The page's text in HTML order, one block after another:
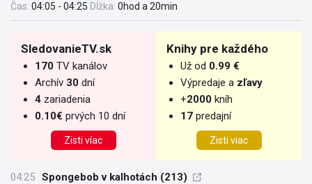
Čas: 04:05 - 04:25 Dĺžka: 0hod a 20min
SledovanieTV.sk
170 TV kanálov
Archív 30 dní
4 zariadenia
0.10€ prvých 10 dní
Zisti víac
Knihy pre každého
Už od 0.99 €
Výpredaje a zľavy
+2000 kníh
17 predajní
Zisti viac
04:25 Spongebob v kalhotách (213)